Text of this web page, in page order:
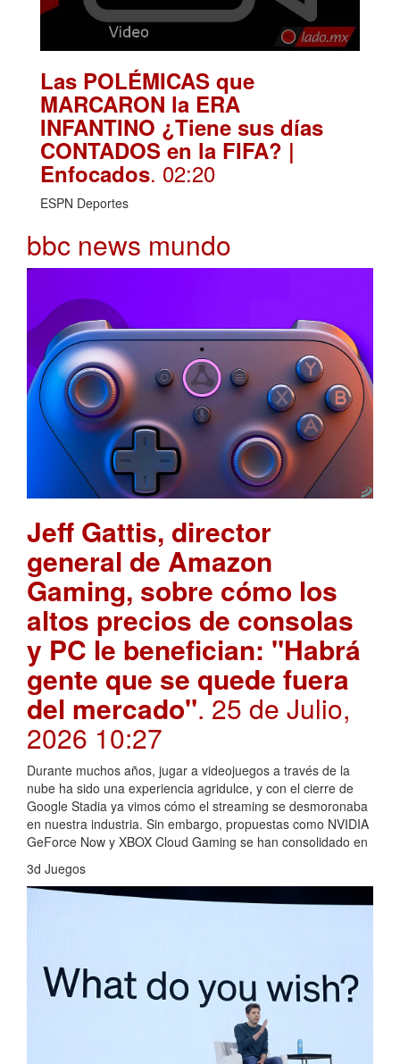
Las POLÉMICAS que
MARCARON la ERA
INFANTINO ¿Tiene sus días
CONTADOS en la FIFA? |
Enfocados. 02:20
ESPN Deportes
bbc news mundo
Jeff Gattis, director
general de Amazon
Gaming, sobre cómo los
altos precios de consolas
y PC le benefician: "Habrá
gente que se quede fuera
del mercado". 25 de Julio,
2026 10:27
Durante muchos años, jugar a videojuegos a través de la
nube ha sido una experiencia agridulce, y con el cierre de
Google Stadia ya vimos cómo el streaming se desmoronaba
en nuestra industria. Sin embargo, propuestas como NVIDIA
GeForce Now y XBOX Cloud Gaming se han consolidado en
3d Juegos